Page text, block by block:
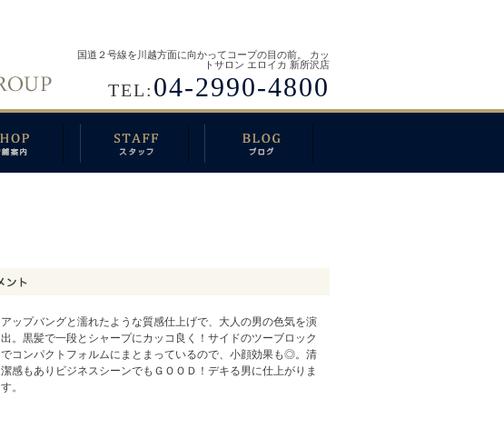
国道２号線を川越方面に向かってコープの目の前。 カッ
トサロン エロイカ 新所沢店
TEL: 04-2990-4800
アップバングと濡れたような質感仕上げで、大人の男の色気を演
出。黒髪で一段とシャープにカッコ良く！サイドのツーブロック
でコンパクトフォルムにまとまっているので、小顔効果も◎。清
潔感もありビジネスシーンでもＧＯＯＤ！デキる男に仕上がりま
す。